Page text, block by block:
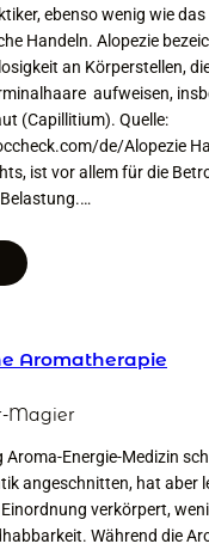
ebenso wenig wie das
Handeln. Alopezie
an Körperstellen,
aufweisen,
(Capillitium). Quelle:
de/Alopezie
ist vor allem für die
Aromatherapie
Magier
Aroma-Energie-Medizin
angeschnitten, hat aber
verkörpert,
Während die